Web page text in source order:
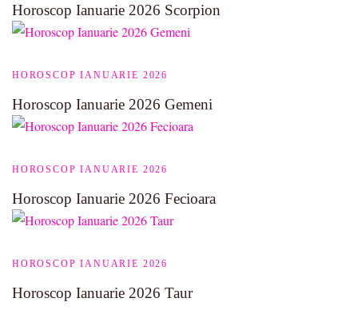
Horoscop Ianuarie 2026 Scorpion
HOROSCOP IANUARIE 2026
Horoscop Ianuarie 2026 Gemeni
HOROSCOP IANUARIE 2026
Horoscop Ianuarie 2026 Fecioara
HOROSCOP IANUARIE 2026
Horoscop Ianuarie 2026 Taur